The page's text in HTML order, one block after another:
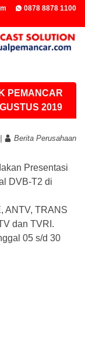
0878 8878 1100
PEMANCAR
2019
Berita Perusahaan
Presentasi
DVB-T2 di
ANTV, TRANS
dan TVRI.
05 s/d 30